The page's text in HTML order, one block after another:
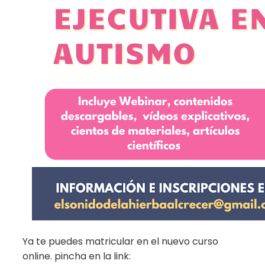
Ya te puedes matricular en el nuevo curso
online. pincha en la link: